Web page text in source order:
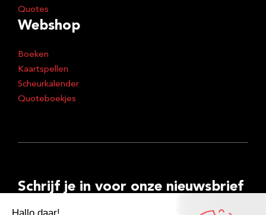
Quotes
Webshop
Boeken
Kaartspellen
Scheurkalender
Quoteboekjes
Schrijf je in voor onze nieuwsbrief